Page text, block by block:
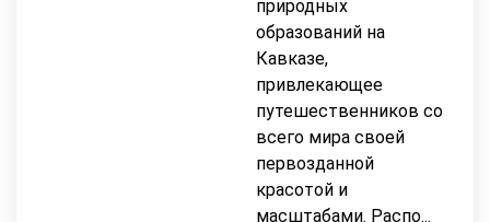
природных
образований на
Кавказе,
привлекающее
путешественников со
всего мира своей
первозданной
красотой и
масштабами. Распо...